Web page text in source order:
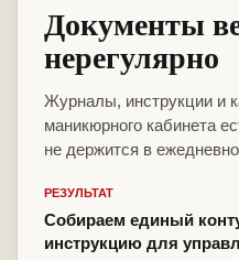
Документы
нерегулярно
Журналы, инструкции и
маникюрного кабинета
не держится в
РЕЗУЛЬТАТ
Собираем единый
инструкцию для